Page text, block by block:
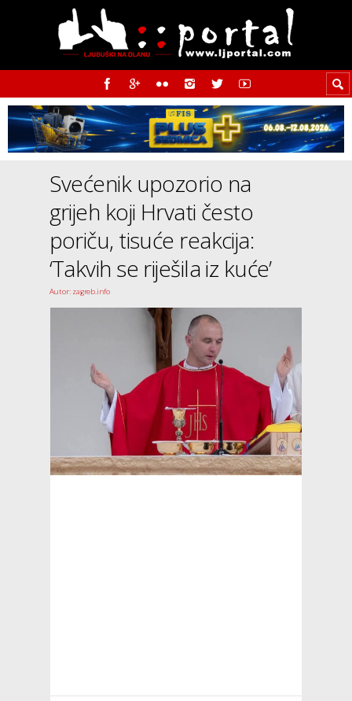
Svećenik upozorio na
grijeh koji Hrvati često
poriču, tisuće reakcija:
‘Takvih se riješila iz kuće’
Autor: zagreb.info